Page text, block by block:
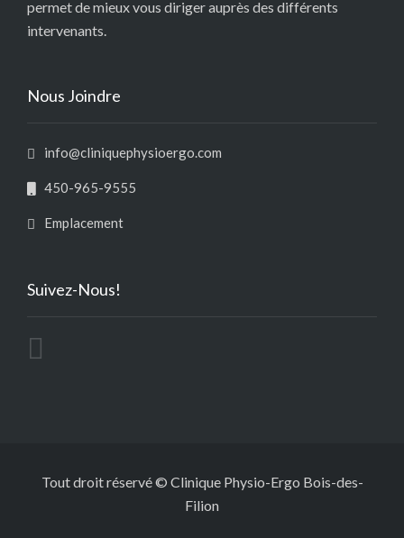
permet de mieux vous diriger auprès des différents
intervenants.
Nous Joindre
info@cliniquephysioergo.com
450-965-9555
Emplacement
Suivez-Nous!
Tout droit réservé © Clinique Physio-Ergo Bois-des-
Filion